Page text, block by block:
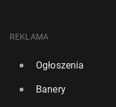
REKLAMA
Ogłoszenia
Banery